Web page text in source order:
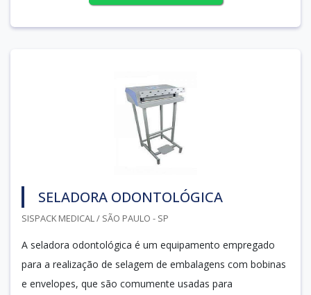
SELADORA ODONTOLÓGICA
SISPACK MEDICAL / SÃO PAULO - SP
A seladora odontológica é um equipamento empregado
para a realização de selagem de embalagens com bobinas
e envelopes, que são comumente usadas para